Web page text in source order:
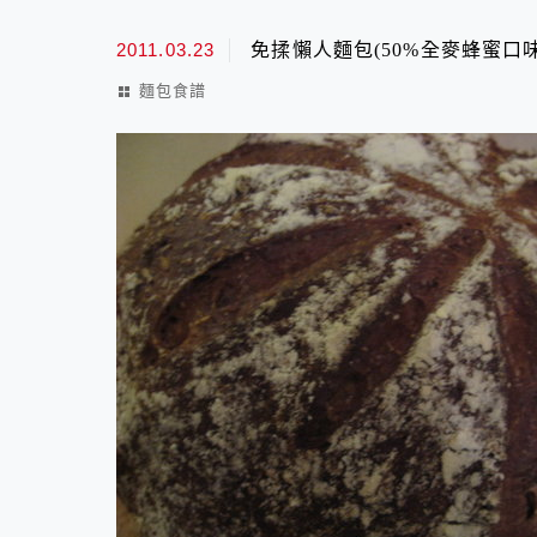
2011.03.23 免揉懶人麵包(50%全麥蜂蜜口
麵包食譜